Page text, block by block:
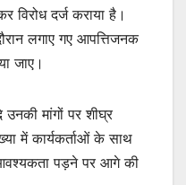
विरोध दर्ज कराया है।
लगाए गए आपत्तिजनक
जाए।
मांगों पर शीघ्र
में कार्यकर्ताओं के साथ
पड़ने पर आगे की